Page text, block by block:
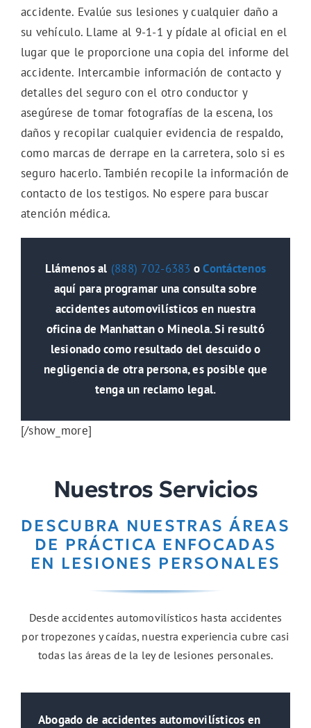
accidente. Evalúe sus lesiones y cualquier daño a
su vehículo. Llame al 9-1-1 y pídale al oficial en el
lugar que le proporcione una copia del informe del
accidente. Intercambie información de contacto y
detalles del seguro con el otro conductor y
asegúrese de tomar fotografías de la escena, los
daños y recopilar cualquier evidencia de respaldo,
como marcas de derrape en la carretera, solo si es
seguro hacerlo. También recopile la información de
contacto de los testigos. No espere para buscar
atención médica.
Llámenos al (888) 702-6383 oContáctenos
aquí para programar una consulta sobre
accidentes automovilísticos en nuestra
oficina de Manhattan o Mineola. Si resultó
lesionado como resultado del descuido o
negligencia de otra persona, es posible que
tenga un reclamo legal.
[/show_more]
Nuestros Servicios
DESCUBRA NUESTRAS ÁREAS
DE PRÁCTICA ENFOCADAS
EN LESIONES PERSONALES
Desde accidentes automovilísticos hasta accidentes
por tropezones y caídas, nuestra experiencia cubre casi
todas las áreas de la ley de lesiones personales.
Abogado de accidentes automovilísticos en